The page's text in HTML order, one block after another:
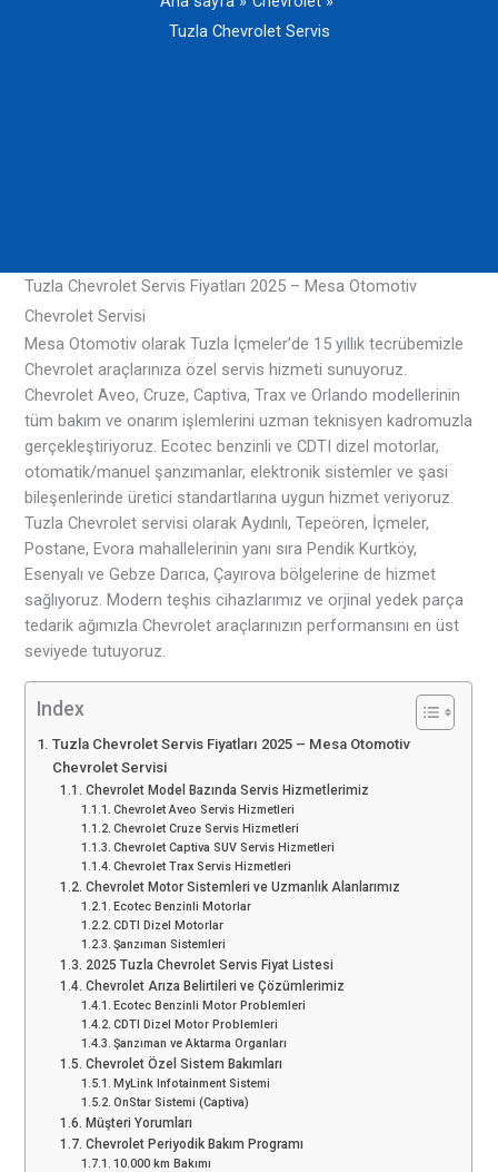
Tuzla Chevrolet Servis
Tuzla Chevrolet Servis Fiyatları 2025 – Mesa Otomotiv
Chevrolet Servisi
Mesa Otomotiv olarak Tuzla İçmeler’de 15 yıllık tecrübemizle
Chevrolet araçlarınıza özel servis hizmeti sunuyoruz.
Chevrolet Aveo, Cruze, Captiva, Trax ve Orlando modellerinin
tüm bakım ve onarım işlemlerini uzman teknisyen kadromuzla
gerçekleştiriyoruz. Ecotec benzinli ve CDTI dizel motorlar,
otomatik/manuel şanzımanlar, elektronik sistemler ve şasi
bileşenlerinde üretici standartlarına uygun hizmet veriyoruz.
Tuzla Chevrolet servisi olarak Aydınlı, Tepeören, İçmeler,
Postane, Evora mahallelerinin yanı sıra Pendik Kurtköy,
Esenyalı ve Gebze Darıca, Çayırova bölgelerine de hizmet
sağlıyoruz. Modern teşhis cihazlarımız ve orjinal yedek parça
tedarik ağımızla Chevrolet araçlarınızın performansını en üst
seviyede tutuyoruz.
Index
Tuzla Chevrolet Servis Fiyatları 2025 – Mesa Otomotiv
Chevrolet Servisi
Chevrolet Model Bazında Servis Hizmetlerimiz
Chevrolet Aveo Servis Hizmetleri
Chevrolet Cruze Servis Hizmetleri
Chevrolet Captiva SUV Servis Hizmetleri
Chevrolet Trax Servis Hizmetleri
Chevrolet Motor Sistemleri ve Uzmanlık Alanlarımız
Ecotec Benzinli Motorlar
CDTI Dizel Motorlar
Şanzıman Sistemleri
2025 Tuzla Chevrolet Servis Fiyat Listesi
Chevrolet Arıza Belirtileri ve Çözümlerimiz
Ecotec Benzinli Motor Problemleri
CDTI Dizel Motor Problemleri
Şanzıman ve Aktarma Organları
Chevrolet Özel Sistem Bakımları
MyLink Infotainment Sistemi
OnStar Sistemi (Captiva)
Müşteri Yorumları
Chevrolet Periyodik Bakım Programı
10.000 km Bakımı